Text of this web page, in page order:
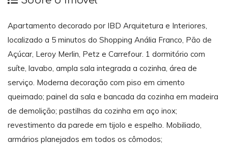
Apartamento decorado por IBD Arquitetura e Interiores,
localizado a 5 minutos do Shopping Anália Franco, Pão de
Açúcar, Leroy Merlin, Petz e Carrefour. 1 dormitório com
suíte, lavabo, ampla sala integrada a cozinha, área de
serviço. Moderna decoração com piso em cimento
queimado; painel da sala e bancada da cozinha em madeira
de demolição; pastilhas da cozinha em aço inox;
revestimento da parede em tijolo e espelho. Mobiliado,
armários planejados em todos os cômodos;